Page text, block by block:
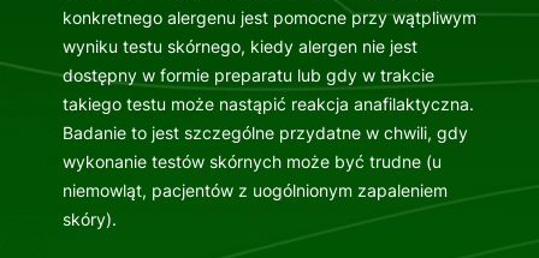
konkretnego alergenu jest pomocne przy wątpliwym
wyniku testu skórnego, kiedy alergen nie jest
dostępny w formie preparatu lub gdy w trakcie
takiego testu może nastąpić reakcja anafilaktyczna.
Badanie to jest szczególne przydatne w chwili, gdy
wykonanie testów skórnych może być trudne (u
niemowląt, pacjentów z uogólnionym zapaleniem
skóry).